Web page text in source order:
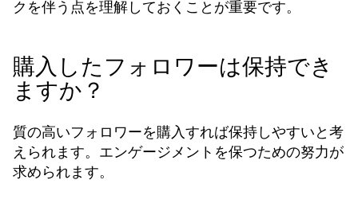
クを伴う点を理解しておくことが重要です。
購入したフォロワーは保持でき
ますか？
質の高いフォロワーを購入すれば保持しやすいと考
えられます。エンゲージメントを保つための努力が
求められます。